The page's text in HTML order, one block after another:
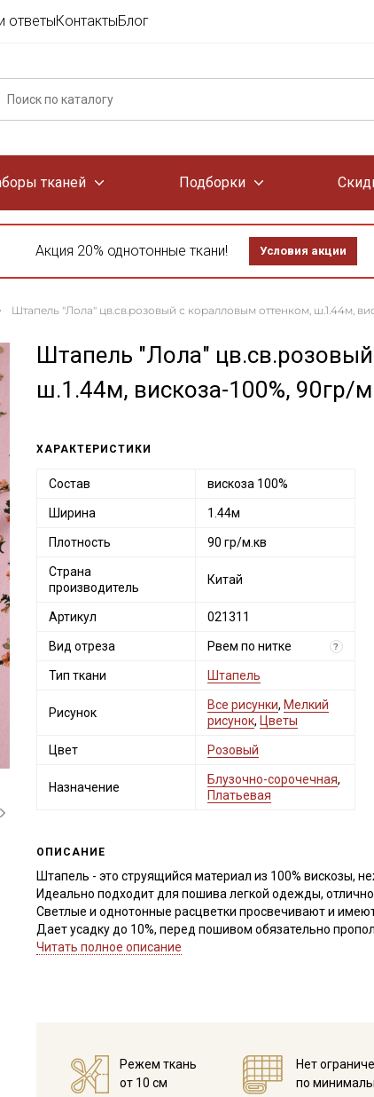
ответыКонтактыБлог
тканей Подборки
Акция 20% однотонные ткани! Условия акции
Штапель "Лола" цв.св.розовый с коралловым оттенком, ш.1.44м,
Штапель "Лола"
ш.1.44м, вискоза-100%, 90гр/
ХАРАКТЕРИСТИКИ
Состав вискоза 100%
Ширина 1.44м
Плотность 90 гр/м.кв
Страна
производитель
Китай
Артикул 021311
Вид отреза Рвем по нитке ?
Тип ткани Штапель
Рисунок
Все рисунки, Мелкий
рисунок, Цветы
Цвет Розовый
Назначение
Блузочно-сорочечная,
Платьевая
ОПИСАНИЕ
Штапель - это струящийся материал из 100% вискозы,
Идеально подходит для пошива легкой одежды, отлично
Светлые и однотонные расцветки просвечивают и
Дает усадку до 10%, перед пошивом обязательно
дальнейших стирок, но не выше 40С, подсушите в один
- запрещены отбеливатели
- сушить в подвешенном и расправленном состоянии
- гладить на низкой температуре (с изнанки).
Читать полное описание
Режем ткань
от 10 см
Нет
по